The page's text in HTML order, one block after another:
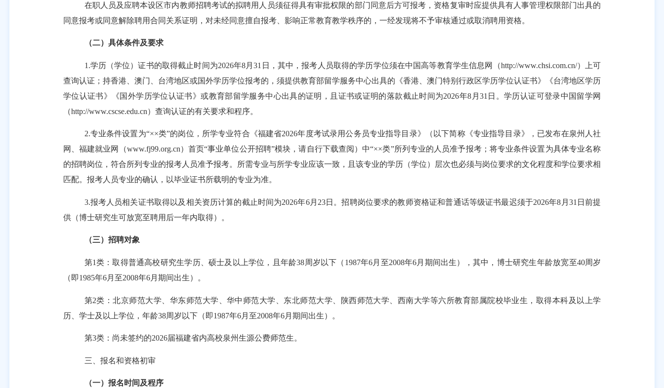
在职人员及应聘本设区市内教师招聘考试的拟聘用人员须征得具有审批权限的部门同意后方可报考 ， 资格复审时应提供具有人事管理权限部门出具的
同意报考或同意解除聘用合同关系证明，对未经同意擅自报考、影响正常教育教学秩序的，一经发现将不予审核通过或取消聘用资格。
（二） 具体条件及要求
1.学历（学位）证书的取得截止时间为2026年8月31日，其中，报考人员取得的学历学位须在中国高等教育学生信息网（http://www.chsi.com.cn/）上可
查询认证；持香港、澳门、台湾地区或国外学历学位报考的，须提供教育部留学服务中心出具的《香港、澳门特别行政区学历学位认证书》《台湾地区学历
学位认证书》《国外学历学位认证书》或教育部留学服务中心出具的证明，且证书或证明的落款截止时间为2026年8月31日。学历认证可登录中国留学网
（http://www.cscse.edu.cn） 查询认证的有关要求和程序。
2.专业条件设置为“××类”的岗位，所学专业符合《福建省2026年度考试录用公务员专业指导目录》（以下简称《专业指导目录》， 已发布在泉州人社
网、福建就业网（www.fj99.org.cn）首页“事业单位公开招聘”模块，请自行下载查阅）中“××类”所列专业的人员准予报考；将专业条件设置为具体专业名称
的招聘岗位，符合所列专业的报考人员准予报考。所需专业与所学专业应该一致，且该专业的学历（学位）层次也必须与岗位要求的文化程度和学位要求相
匹配。报考人员专业的确认，以毕业证书所载明的专业为准。
3.报考人员相关证书取得以及相关资历计算的截止时间为2026年6月23日 。招聘岗位要求的教师资格证和普通话等级证书最迟须于2026年8月31日前提
供（博士研究生可放宽至聘用后一年内取得）。
（三）招聘对象
第1类：取得普通高校研究生学历、硕士及以上学位，且年龄38周岁以下（1987年6月至2008年6月期间出生），其中，博士研究生年龄放宽至40周岁
（即1985年6月至2008年6月期间出生）。
第2类：北京师范大学、华东师范大学、华中师范大学、东北师范大学、陕西师范大学、西南大学等六所教育部属院校毕业生，取得本科及以上学
历、学士及以上学位，年龄38周岁以下（即1987年6月至2008年6月期间出生）。
第3类：尚未签约的2026届福建省内高校泉州生源公费师范生。
三、报名和资格初审
（一）报名时间及程序